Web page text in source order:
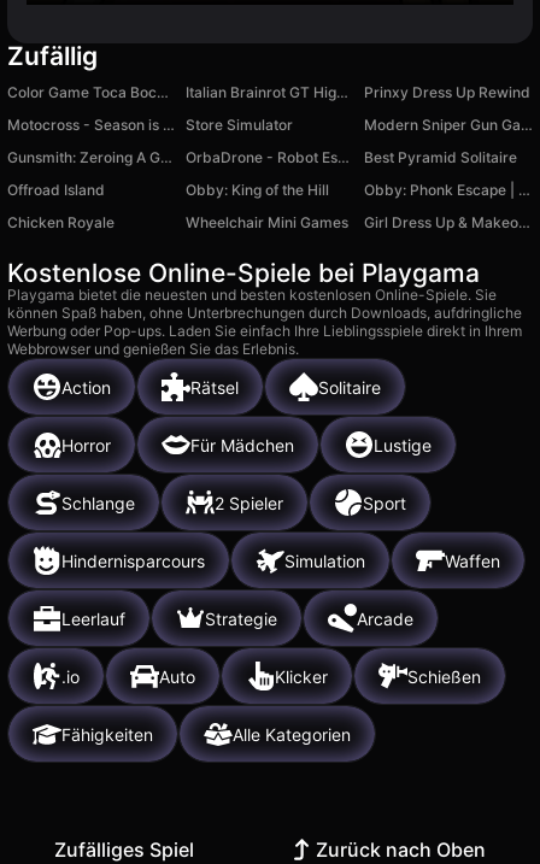
Zufällig
Color Game Toca Boca for kids Italian Brainrot GT Highway Racing
Prinxy Dress Up Rewind
Motocross - Season is open
Store Simulator
Modern Sniper Gun Game Sniper 3D
Gunsmith: Zeroing A Gun
OrbaDrone - Robot Escape
Best Pyramid Solitaire
Offroad Island
Obby: King of the Hill
Obby: Phonk Escape | +1 Speed per Second
Chicken Royale
Wheelchair Mini Games Girl Dress Up & Makeover
Kostenlose Online-Spiele bei Playgama
Playgama bietet die neuesten und besten kostenlosen Online-Spiele. Sie
können Spaß haben, ohne Unterbrechungen durch Downloads, aufdringliche
Werbung oder Pop-ups. Laden Sie einfach Ihre Lieblingsspiele direkt in Ihrem
Webbrowser und genießen Sie das Erlebnis.
Action Rätsel Solitaire
Horror Für Mädchen Lustige
Schlange 2 Spieler Sport
Hindernisparcours Simulation Waffen
Leerlauf Strategie Arcade
.io Auto Klicker Schießen
Fähigkeiten Alle Kategorien
Zufälliges Spiel Zurück nach Oben